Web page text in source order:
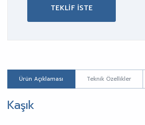
TEKLİF İSTE
Ürün Açıklaması Teknik Özellikler
Kaşık